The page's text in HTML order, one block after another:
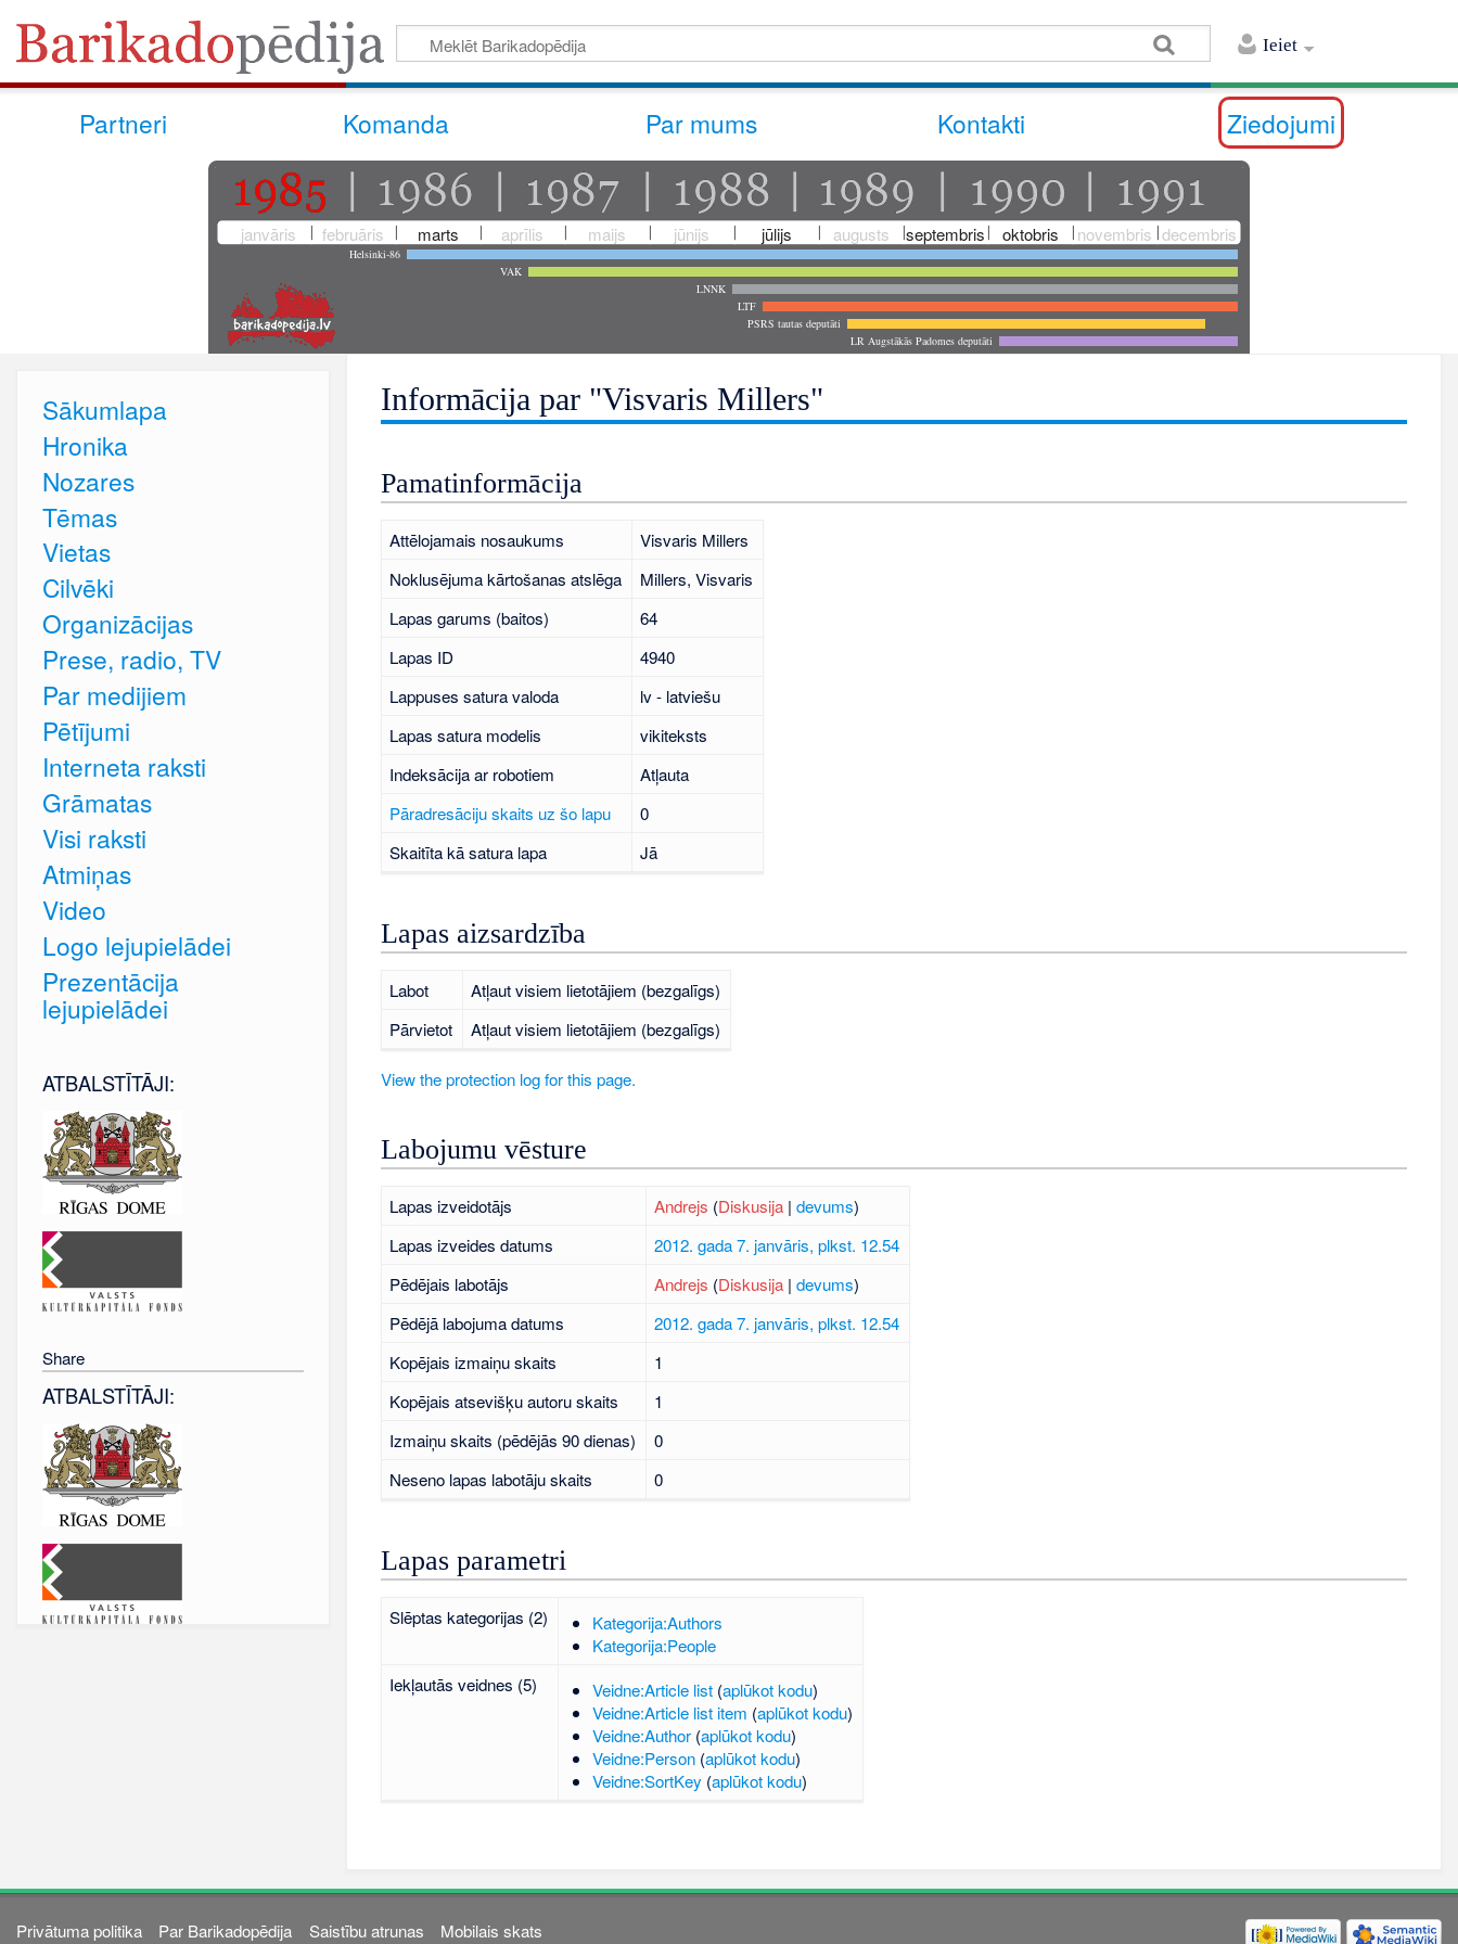
Ieiet
Partneri Komanda Par mums Kontakti Ziedojumi
janvāris februāris marts aprīlis maijs jūnijs jūlijs augusts septembris oktobris novembris decembris
Helsinki-86
VAK
LNNK
LTF
PSRS tautas deputāti
LR Augstākās Padomes deputāti
Informācija par "Visvaris Millers"
Pamatinformācija
Attēlojamais nosaukums
Visvaris Millers
Noklusējuma kārtošanas atslēga
Millers, Visvaris
Lapas garums (baitos)
64
Lapas ID
4940
Lappuses satura valoda
lv - latviešu
Lapas satura modelis
vikiteksts
Indeksācija ar robotiem
Atļauta
Pāradresāciju skaits uz šo lapu
0
Skaitīta kā satura lapa
Jā
Lapas aizsardzība
Labot
Atļaut visiem lietotājiem (bezgalīgs)
Pārvietot
Atļaut visiem lietotājiem (bezgalīgs)
View the protection log for this page.
Labojumu vēsture
Lapas izveidotājs Andrejs (Diskusija |devums)
Lapas izveides datums
2012. gada 7. janvāris, plkst. 12.54
Pēdējais labotājs
Andrejs (Diskusija |devums)
Pēdējā labojuma datums
2012. gada 7. janvāris, plkst. 12.54
Kopējais izmaiņu skaits
1
Kopējais atsevišķu autoru skaits
1
Izmaiņu skaits (pēdējās 90 dienas)
0
Neseno lapas labotāju skaits
0
Lapas parametri
Slēptas kategorijas (2)
Kategorija:Authors
Kategorija:People
Iekļautās veidnes (5)
Veidne:Article list (aplūkot kodu)
Veidne:Article list item (aplūkot kodu)
Veidne:Author (aplūkot kodu)
Veidne:Person (aplūkot kodu)
Veidne:SortKey (aplūkot kodu)
Sākumlapa
Hronika
Nozares
Tēmas
Vietas
Cilvēki
Organizācijas
Prese, radio, TV
Par medijiem
Pētījumi
Interneta raksti
Grāmatas
Visi raksti
Atmiņas
Video
Logo lejupielādei
Prezentācija
lejupielādei
ATBALSTĪTĀJI:
Share
ATBALSTĪTĀJI:
Privātuma politika Par Barikadopēdija Saistību atrunas Mobilais skats